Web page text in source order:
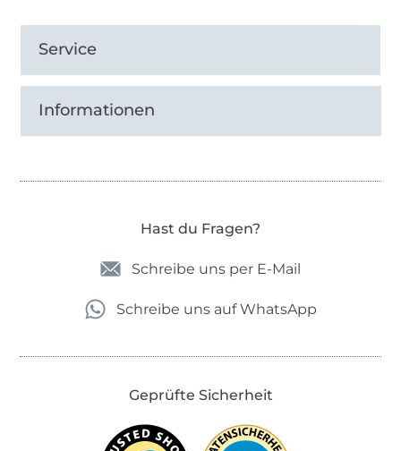
Service
Informationen
Hast du Fragen?
Schreibe uns per E-Mail
Schreibe uns auf WhatsApp
Geprüfte Sicherheit